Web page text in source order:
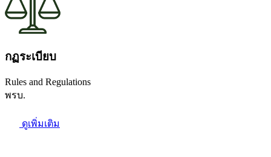
กฏระเบียบ